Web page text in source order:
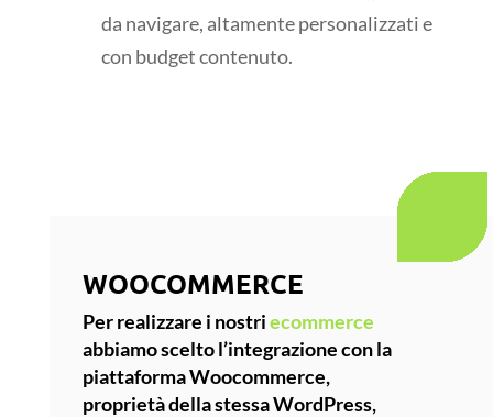
da navigare, altamente personalizzati e
con budget contenuto.
WOOCOMMERCE
Per realizzare i nostriecommerce
abbiamo scelto l’integrazione con la
piattaformaWoocommerce,
proprietà della stessa WordPress,